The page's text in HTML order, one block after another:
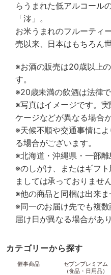
らうまれた低アルコール
「澪」。
お米うまれのフルーティ
売以来、日本はもちろん
※お酒の販売は20歳以上
す。
※20歳未満の飲酒は法律
※写真はイメージです。
ケージなどが異なる場合
※天候不順や交通事情に
る場合がございます。
※北海道・沖縄県・一部離
※のしがけ、またはギフ
ましては承っておりませ
※他の商品と同梱は出来ま
※同一のお届け先でも複
届け日が異なる場合があり
カテゴリーから探す
催事商品
セブンプレミアム
（食品・日用品）